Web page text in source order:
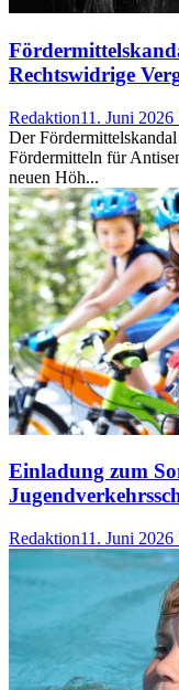
Rechtswidrige
Redaktion11. Juni 2026
Der
Fördermitteln für
neuen Höh...
Einladung zum
Redaktion11. Juni 2026